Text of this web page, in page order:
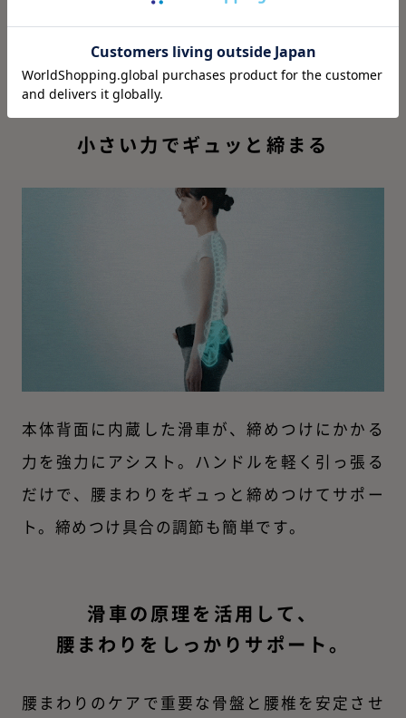
小さい力でギュッと締まる
本体背面に内蔵した滑車が、締めつけにかかる
力を強力にアシスト。ハンドルを軽く引っ張る
だけで、腰まわりをギュっと締めつけてサポー
ト。締めつけ具合の調節も簡単です。
滑車の原理を活用して、
腰まわりをしっかりサポート。
腰まわりのケアで重要な骨盤と腰椎を安定させ